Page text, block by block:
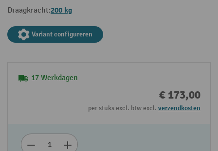
Draagkracht:200 kg
Variant configureren
17 Werkdagen
€ 173,00
per stuks excl. btw excl. verzendkosten